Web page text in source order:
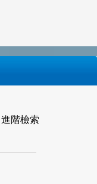
進階檢索